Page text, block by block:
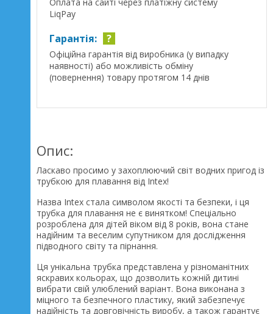
LiqPay
Гарантія: ?
Офіційна гарантія від виробника (у випадку
наявності) або можливість обміну
(повернення) товару протягом 14 днів
Опис:
Ласкаво просимо у захоплюючий світ водних пригод із
трубкою для плавання від Intex!
Назва Intex стала символом якості та безпеки, і ця
трубка для плавання не є винятком! Спеціально
розроблена для дітей віком від 8 років, вона стане
надійним та веселим супутником для дослідження
підводного світу та пірнання.
Ця унікальна трубка представлена у різноманітних
яскравих кольорах, що дозволить кожній дитині
вибрати свій улюблений варіант. Вона виконана з
міцного та безпечного пластику, який забезпечує
надійність та довговічність виробу, а також гарантує